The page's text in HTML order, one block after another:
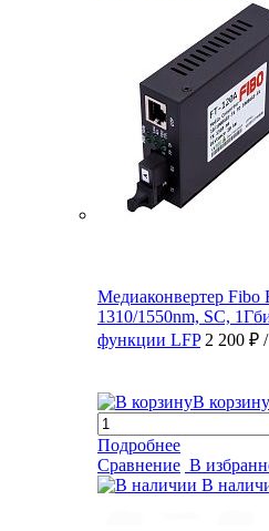
Медиаконвертер
1310/1550nm, SC,
функции LFP 2 200 ₽
В корзину
Подробнее
Сравнение В
В